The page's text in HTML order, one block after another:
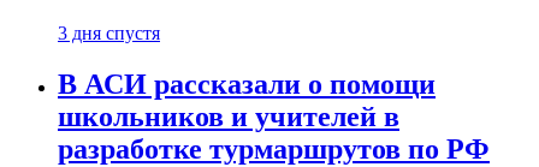
3 дня спустя
В АСИ рассказали о помощи
школьников и учителей в
разработке турмаршрутов по РФ